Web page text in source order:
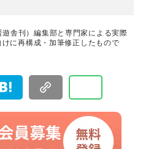
良いもの」と「お役立ち情報」を厳
。編集長・高橋咲彩を中心に、11
舎刊）編集部と専門家による実際
に再構成・加筆修正したもので